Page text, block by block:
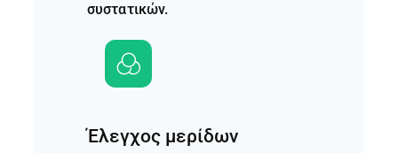
συστατικών.
Έλεγχος μερίδων